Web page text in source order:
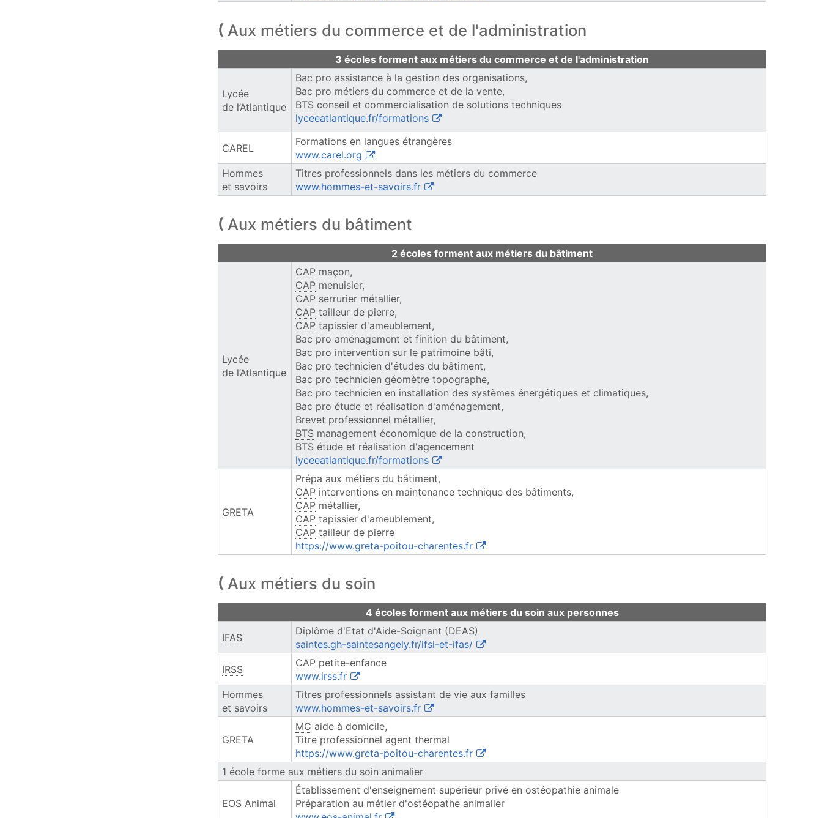
Aux métiers du commerce et de l'administration
Les métiers du commerce et de l'administration3 écoles forment aux métiers du commerce et de l'administration
Lycée
de l’Atlantique
Bac pro assistance à la gestion des organisations,
Bac pro métiers du commerce et de la vente,
BTS conseil et commercialisation de solutions techniques
lyceeatlantique.fr/formations(ouvre une nouvelle fenêtre)
CAREL
Formations en langues étrangères
www.carel.org (ouvre une nouvelle fenêtre)
Hommes
et savoirs
Titres professionnels dans les métiers du commerce
www.hommes-et-savoirs.fr(ouvre une nouvelle fenêtre)
Aux métiers du bâtiment
2 écoles forment aux métiers du bâtiment
Lycée
de l’Atlantique
CAP maçon,
CAP menuisier,
CAP serrurier métallier,
CAP tailleur de pierre,
CAP tapissier d'ameublement,
Bac pro aménagement et finition du bâtiment,
Bac pro intervention sur le patrimoine bâti,
Bac pro technicien d'études du bâtiment,
Bac pro technicien géomètre topographe,
Bac pro technicien en installation des systèmes énergétiques et climatiques,
Bac pro étude et réalisation d'aménagement,
Brevet professionnel métallier,
BTS management économique de la construction,
BTS étude et réalisation d'agencement
lyceeatlantique.fr/formations(ouvre une nouvelle fenêtre)
GRETA
Prépa aux métiers du bâtiment,
CAP interventions en maintenance technique des bâtiments,
CAP métallier,
CAP tapissier d'ameublement,
CAP tailleur de pierre
https://www.greta-poitou-charentes.fr(ouvre une nouvelle fenêtre)
Aux métiers du soin
4 écoles forment aux métiers du soin aux personnes
IFAS
Diplôme d'Etat d'Aide-Soignant (DEAS)
saintes.gh-saintesangely.fr/ifsi-et-ifas/(ouvre une nouvelle fenêtre)
IRSS
CAP petite-enfance
www.irss.fr(ouvre une nouvelle fenêtre)
Hommes
et savoirs
Titres professionnels assistant de vie aux familles
www.hommes-et-savoirs.fr(ouvre une nouvelle fenêtre)
GRETA
MC aide à domicile,
Titre professionnel agent thermal
https://www.greta-poitou-charentes.fr(ouvre une nouvelle fenêtre)
1 école forme aux métiers du soin animalier
EOS Animal
Établissement d'enseignement supérieur privé en ostéopathie animale
Préparation au métier d'ostéopathe animalier